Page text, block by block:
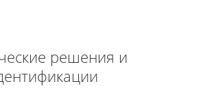
решения и